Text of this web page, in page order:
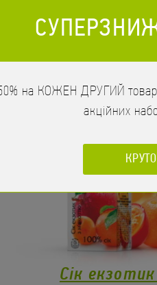
52 грн 500 мл
Сік
на КОЖЕН ДРУГИЙ товар
акційних
КРУТО